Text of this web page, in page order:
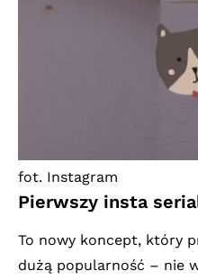
fot. Instagram
Pierwszy insta
To nowy koncept, który
dużą popularność – nie